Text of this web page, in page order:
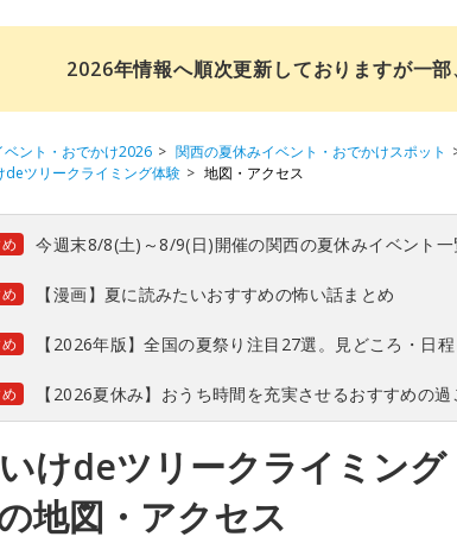
2026年情報へ順次更新しておりますが一
ベント・おでかけ2026 関西の夏休みイベント・おでかけスポット
deツリークライミング体験
地図・アクセス
今週末8/8(土)～8/9(日)開催の関西の夏休みイベント一
【漫画】夏に読みたいおすすめの怖い話まとめ
【2026年版】全国の夏祭り注目27選。見どころ・日程
【2026夏休み】おうち時間を充実させるおすすめの過
けdeツリークライミング
地図・アクセス